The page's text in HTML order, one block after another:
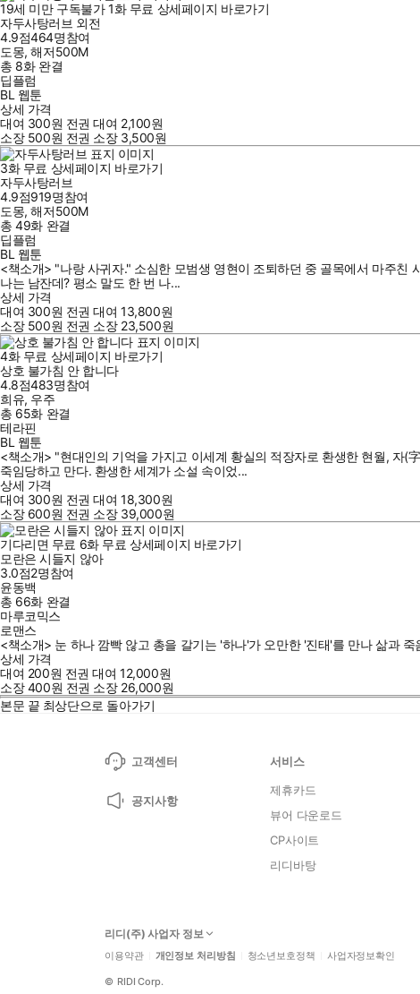
19세 미만 구독불가 1화 무료 상세페이지 바로가기
자두사탕러브 외전
4.9점464명참여
도몽,해저500M
총 8화 완결
딥플럼
BL 웹툰
상세 가격
대여 300원 전권 대여 2,100원
소장 500원 전권 소장 3,500원
3화 무료 상세페이지 바로가기
자두사탕러브
4.9점919명참여
도몽,해저500M
총 49화 완결
딥플럼
BL 웹툰
<책소개> "나랑 사귀자." 소심한 모범생 영현이 조퇴하던 중 골목에서 마주
나는 남잔데? 평소 말도 한 번 나...
상세 가격
대여 300원 전권 대여13,800원
소장 500원 전권 소장 23,500원
4화 무료 상세페이지 바로가기
상호 불가침 안 합니다
4.8점483명참여
희유, 우주
총 65화 완결
테라핀
BL 웹툰
<책소개> "현대인의 기억을 가지고 이세계 황실의 적장자로 환생한 현월, 자
죽임당하고 만다. 환생한 세계가 소설 속이었...
상세 가격
대여 300원 전권 대여18,300원
소장 600원 전권 소장 39,000원
기다리면 무료 6화 무료 상세페이지 바로가기
모란은 시들지 않아
3.0점2명참여
윤동백
총 66화 완결
마루코믹스
로맨스
<책소개> 눈 하나 깜빡 않고 총을 갈기는 '하나'가 오만한 '진태'를 만나 삶과
상세 가격
대여 200원 전권 대여12,000원
소장400원 전권 소장 26,000원
본문 끝 최상단으로 돌아가기
고객센터
공지사항
서비스
제휴카드
뷰어 다운로드
CP사이트
리디바탕
리디(주) 사업자 정보
이용약관 개인정보 처리방침 청소년보호정책 사업자정보확인
© RIDI Corp.